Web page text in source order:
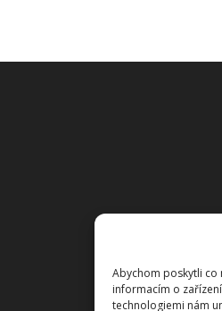
Abychom poskytli co
informacím o
technologiemi nám